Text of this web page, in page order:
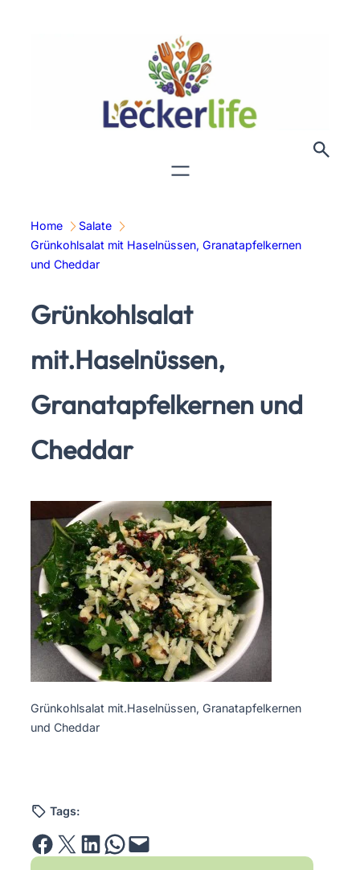
Home
Salate
Grünkohlsalat mit Haselnüssen, Granatapfelkernen
und Cheddar
Grünkohlsalat
mit.Haselnüssen,
Granatapfelkernen und
Cheddar
Grünkohlsalat mit.Haselnüssen, Granatapfelkernen
und Cheddar
Tags:
Share on Facebook Email this Page Share on LinkedIn Share on WhatsApp Email this Page